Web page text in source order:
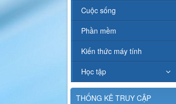
Cuộc sống
Phần mềm
Kiến thức máy tính
Học tập
THỐNG KÊ TRUY CẬP